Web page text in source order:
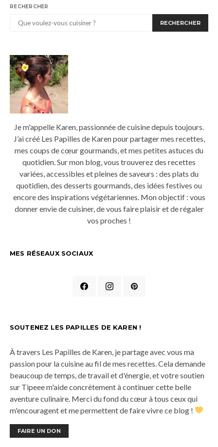
RECHERCHER
RECHERCHER
Je m'appelle Karen, passionnée de cuisine depuis toujours.
J’ai créé Les Papilles de Karen pour partager mes recettes,
mes coups de cœur gourmands, et mes petites astuces du
quotidien. Sur mon blog, vous trouverez des recettes
variées, accessibles et pleines de saveurs : des plats du
quotidien, des desserts gourmands, des idées festives ou
encore des inspirations végétariennes. Mon objectif : vous
donner envie de cuisiner, de vous faire plaisir et de régaler
vos proches !
MES RÉSEAUX SOCIAUX
SOUTENEZ LES PAPILLES DE KAREN !
À travers Les Papilles de Karen, je partage avec vous ma
passion pour la cuisine au fil de mes recettes. Cela demande
beaucoup de temps, de travail et d'énergie, et votre soutien
sur Tipeee m'aide concrètement à continuer cette belle
aventure culinaire. Merci du fond du cœur à tous ceux qui
m'encouragent et me permettent de faire vivre ce blog !
FAIRE UN DON